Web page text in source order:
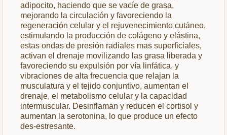
adipocito, haciendo que se vacíe de grasa,
mejorando la circulación y favoreciendo la
regeneración celular y el rejuvenecimiento cutáneo,
estimulando la producción de colágeno y elástina,
estas ondas de presión radiales mas superficiales,
activan el drenaje movilizando las grasa liberada y
favoreciendo su expulsión por vía linfática, y
vibraciones de alta frecuencia que relajan la
musculatura y el tejido conjuntivo, aumentan el
drenaje, el metabolismo celular y la capacidad
intermuscular. Desinflaman y reducen el cortisol y
aumentan la serotonina, lo que produce un efecto
des-estresante.